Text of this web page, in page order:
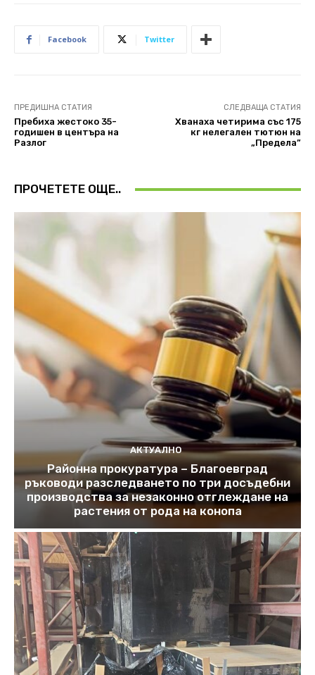
Facebook Twitter
ПРЕДИШНА СТАТИЯ
Пребиха жестоко 35-
годишен в центъра на
Разлог
СЛЕДВАЩА СТАТИЯ
Хванаха четирима със 175
кг нелегален тютюн на
„Предела”
ПРОЧЕТЕТЕ ОЩЕ..
АКТУАЛНО
Районна прокуратура – Благоевград
ръководи разследването по три досъдебни
производства за незаконно отглеждане на
растения от рода на конопа